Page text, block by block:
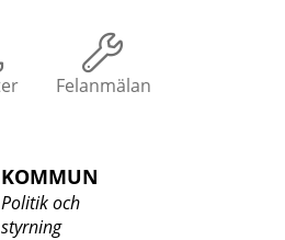
Felanmälan
KOMMUN
Politik och
styrning